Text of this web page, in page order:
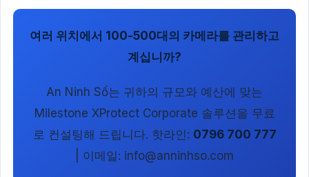
여러 위치에서 100-500대의 카메라를 관리하고
계십니까?
An Ninh Số는 귀하의 규모와 예산에 맞는
Milestone XProtect Corporate 솔루션을 무료
로 컨설팅해 드립니다. 핫라인: 0796 700 777
| 이메일: info@anninhso.com